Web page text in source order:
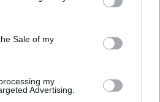
Sale of my
my
Advertising.
oltre che essere
creando una strategia mirata
In linea generale, le
sul maggior numero
quando entrano in Cina. Al
è ormai considerato un
l’offline non va trascurato. La